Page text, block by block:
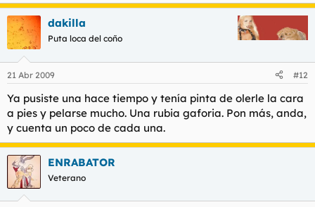
dakilla
Puta loca del coño
21 Abr 2009 #12
Ya pusiste una hace tiempo y tenía pinta de olerle la cara
a pies y pelarse mucho. Una rubia gaforia. Pon más, anda,
y cuenta un poco de cada una.
ENRABATOR
Veterano